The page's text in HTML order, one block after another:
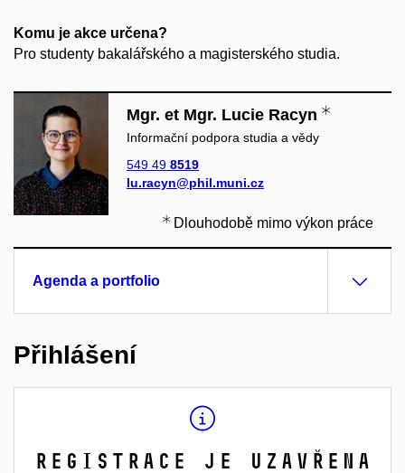
Komu je akce určena?
Pro studenty bakalářského a magisterského studia.
Mgr. et Mgr. Lucie Racyn
Informační podpora studia a vědy
549 49 8519
lu.racyn@phil.muni.cz
Dlouhodobě mimo výkon práce
Agenda a portfolio
Přihlášení
Registrace je uzavřena